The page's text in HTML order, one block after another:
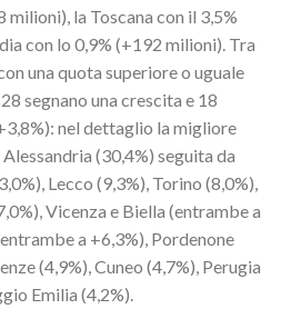
milioni), la Toscana con il 3,5%
con lo 0,9% (+192 milioni). Tra
una quota superiore o uguale
segnano una crescita e 18
nel dettaglio la migliore
(30,4%) seguita da
Lecco (9,3%), Torino (8,0%),
Vicenza e Biella (entrambe a
a +6,3%), Pordenone
(4,9%), Cuneo (4,7%), Perugia
Emilia (4,2%).